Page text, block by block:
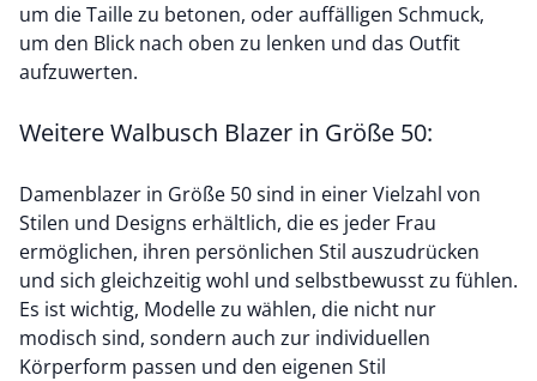
um die Taille zu betonen, oder auffälligen Schmuck,
um den Blick nach oben zu lenken und das Outfit
aufzuwerten.
Weitere Walbusch Blazer in Größe 50:
Damenblazer in Größe 50 sind in einer Vielzahl von
Stilen und Designs erhältlich, die es jeder Frau
ermöglichen, ihren persönlichen Stil auszudrücken
und sich gleichzeitig wohl und selbstbewusst zu fühlen.
Es ist wichtig, Modelle zu wählen, die nicht nur
modisch sind, sondern auch zur individuellen
Körperform passen und den eigenen Stil